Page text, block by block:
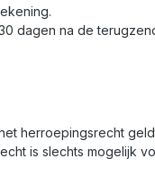
dagen na de
herroepingsrecht
is slechts mogelijk